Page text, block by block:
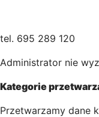
tel. 695 289 120
Administrator nie
Kategorie
Przetwarzamy dane